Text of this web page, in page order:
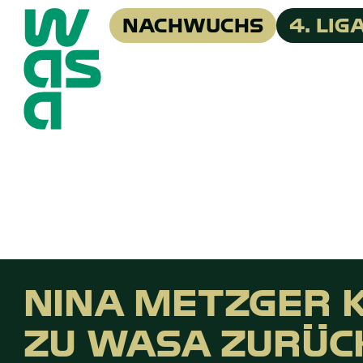
NACHWUCHS 4.
NINA METZGER
ZU WASA